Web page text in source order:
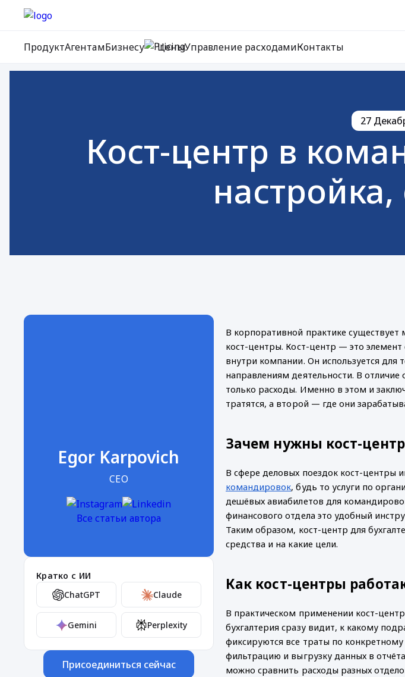
ПродуктАгентамБизнесу ЦеныУправление расходамиКонтакты
27
Кост-центр в
настройка,
Egor Karpovich
CEO
Все статьи автора
Кратко с ИИ
ChatGPT
Claude
Gemini Perplexity
Присоединиться сейчас
В корпоративной практике
кост-центры. Кост-центр — это
внутри компании. Он используется для
направлениям деятельности. В
только расходы. Именно в этом и
тратятся, а второй — где они
Зачем нужны кост-
В сфере деловых поездок кост-центры
командировок, будь то услуги по
дешёвых авиабилетов для
финансового отдела это удобный
Таким образом, кост-центр для
средства и на какие цели.
Как кост-центры
В практическом применении кост-
бухгалтерия сразу видит, к какому
фиксируются все траты по
фильтрацию и выгрузку данных в
можно сравнить расходы разных